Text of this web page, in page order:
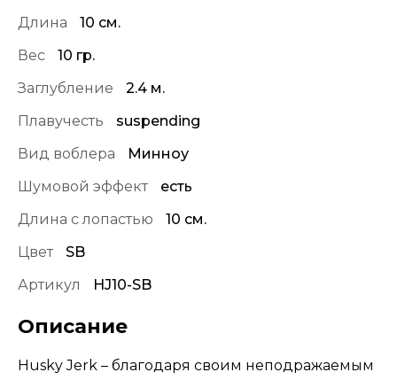
Длина
10 см.
Вес
10 гр.
Заглубление
2.4 м.
Плавучесть
suspending
Вид воблера
Минноу
Шумовой эффект
есть
Длина с лопастью
10 см.
Цвет
SB
Артикул
HJ10-SB
Описание
Husky Jerk – благодаря своим неподражаемым